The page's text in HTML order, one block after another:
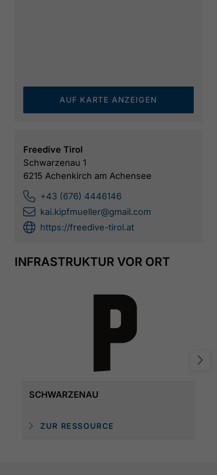
AUF KARTE ANZEIGEN
Freedive Tirol
Schwarzenau 1
6215 Achenkirch am Achensee
+43 (676) 4446146
kai.kipfmueller@gmail.com
https://freedive-tirol.at
INFRASTRUKTUR VOR ORT
SCHWARZENAU
ZUR RESSOURCE